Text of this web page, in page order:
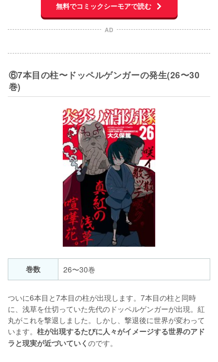
無料でコミックシーモアで読む
AD
⑥7本目の柱〜ドッペルゲンガーの発生(26〜30
巻)
巻数 26〜30巻
ついに6本目と7本目の柱が出現します。7本目の柱と同時
に、浅草を仕切っていた先代のドッペルゲンガーが出現。紅
丸がこれを撃退しました。しかし、撃退後に世界が変わって
います。 柱が出現するたびに人々がイメージする世界のアド
ラと現実が近づいていくのです。